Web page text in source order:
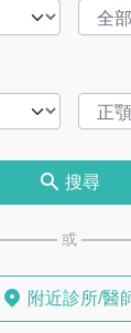
搜尋
或
附近診所/醫